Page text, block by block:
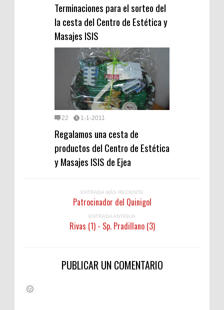
Terminaciones para el sorteo del
la cesta del Centro de Estética y
Masajes ISIS
22 1-1-2011
Regalamos una cesta de
productos del Centro de Estética
y Masajes ISIS de Ejea
ENTRADA MÁS RECIENTE
Patrocinador del Quinigol
ENTRADA ANTIGUA
Rivas (1) - Sp. Pradillano (3)
PUBLICAR UN COMENTARIO